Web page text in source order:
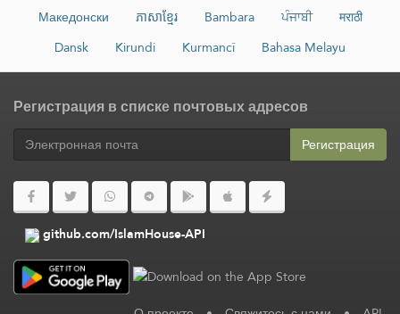
Македонски
ភាសាខ្មែរ Bambara ਪੰਜਾਬੀ
मराठी
Dansk
Kirundi Kurmancî Bahasa Melayu
Регистрация в списке почтовых адресов
Регистрация
github.com/IslamHouse-API